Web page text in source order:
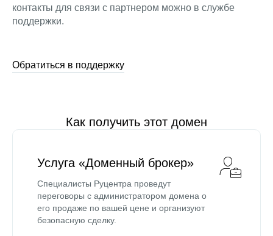
контакты для связи с партнером можно в службе
поддержки.
Обратиться в поддержку
Как получить этот домен
Услуга «Доменный брокер»
Специалисты Руцентра проведут
переговоры с администратором домена о
его продаже по вашей цене и организуют
безопасную сделку.